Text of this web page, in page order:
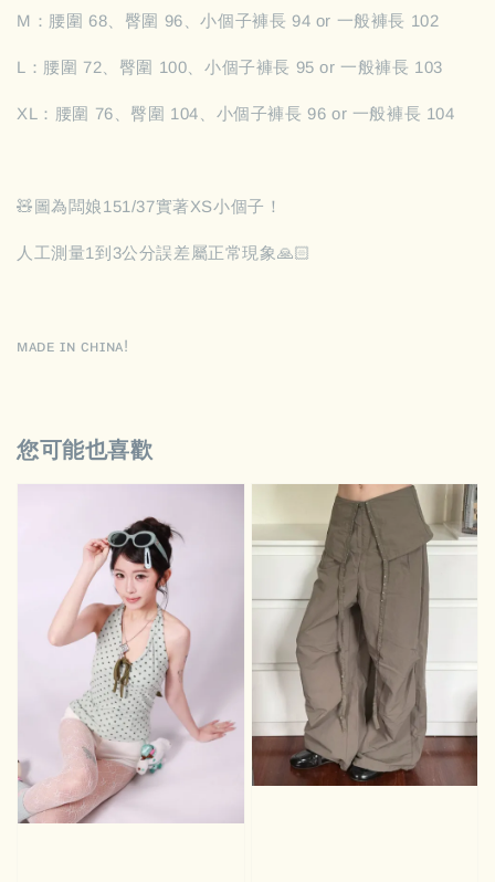
M：腰圍 68、臀圍 96、小個子褲長 94 or 一般褲長 102
L：腰圍 72、臀圍 100、小個子褲長 95 or 一般褲長 103
XL：腰圍 76、臀圍 104、小個子褲長 96 or 一般褲長 104
🧸圖為闆娘151/37實著XS小個子！
人工測量1到3公分誤差屬正常現象🙏🏻
ᴍᴀᴅᴇ ɪɴ ᴄʜɪɴᴀ!
您可能也喜歡